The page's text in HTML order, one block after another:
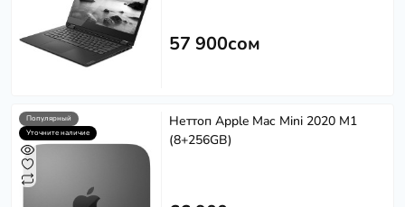
57 900сом
Популярный
Уточните наличие
Неттоп Apple Mac Mini 2020 M1
(8+256GB)
S
Чем можем помочь?